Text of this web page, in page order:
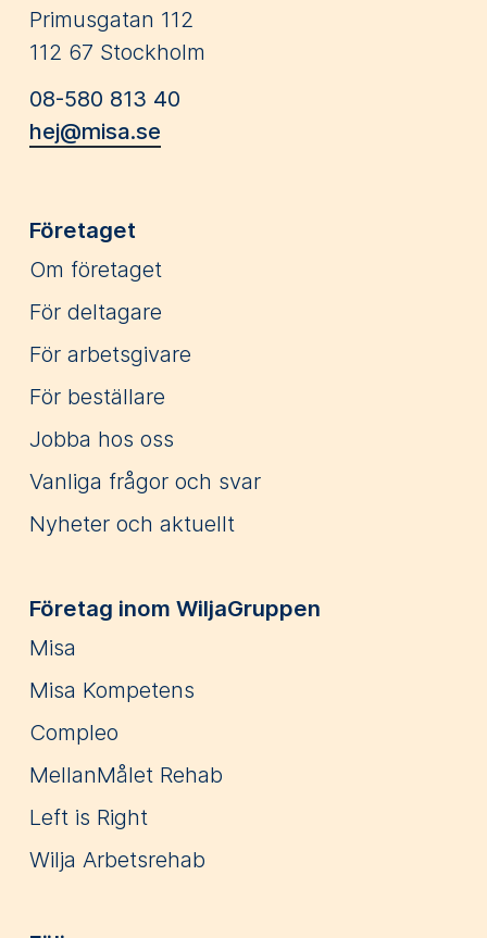
Primusgatan 112
112 67 Stockholm
08-580 813 40
hej@misa.se
Företaget
Om företaget
För deltagare
För arbetsgivare
För beställare
Jobba hos oss
Vanliga frågor och svar
Nyheter och aktuellt
Företag inom WiljaGruppen
Misa
Misa Kompetens
Compleo
MellanMålet Rehab
Left is Right
Wilja Arbetsrehab